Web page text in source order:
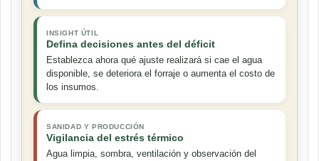
INSIGHT ÚTIL
Defina decisiones antes del déficit
Establezca ahora qué ajuste realizará si cae el agua
disponible, se deteriora el forraje o aumenta el costo de
los insumos.
SANIDAD Y PRODUCCIÓN
Vigilancia del estrés térmico
Agua limpia, sombra, ventilación y observación del